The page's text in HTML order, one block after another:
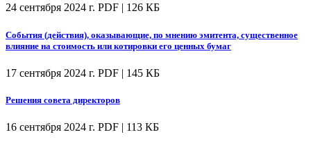
24 сентября 2024 г. PDF | 126 КБ
События (действия), оказывающие, по мнению эмитента, существенное
влияние на стоимость или котировки его ценных бумаг
17 сентября 2024 г. PDF | 145 КБ
Решения совета директоров
16 сентября 2024 г. PDF | 113 КБ